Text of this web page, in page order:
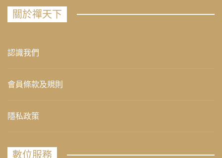
關於禪天下
認識我們
會員條款及規則
隱私政策
數位服務